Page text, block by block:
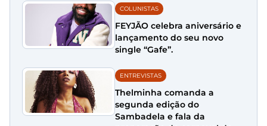
COLUNISTAS
FEYJÃO celebra aniversário e
lançamento do seu novo
single “Gafe”.
ENTREVISTAS
Thelminha comanda a
segunda edição do
Sambadela e fala da